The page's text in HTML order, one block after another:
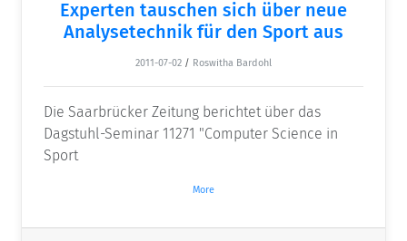
Experten tauschen sich über neue
Analysetechnik für den Sport aus
2011-07-02 / Roswitha Bardohl
Die Saarbrücker Zeitung berichtet über das
Dagstuhl-Seminar 11271 "Computer Science in
Sport
More